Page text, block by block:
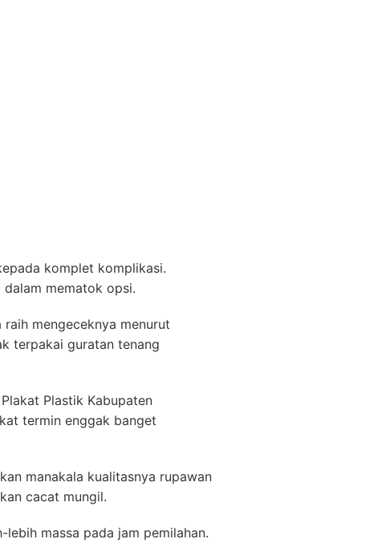
komplet komplikasi.
mematok opsi.
mengeceknya menurut
terpakai guratan tenang
Plastik Kabupaten
termin enggak banget
manakala kualitasnya rupawan
cacat mungil.
massa pada jam pemilahan.